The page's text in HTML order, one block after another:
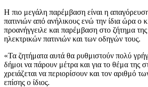
Η πιο μεγάλη παρέμβαση είναι η
πατινιών από ανήλικους ενώ την ίδια ώρα ο
προανήγγειλε και παρέμβαση στο ζήτημα
ηλεκτρικών πατινιών και των οδηγών τους.
«Τα ζητήματα αυτά θα ρυθμιστούν πολύ
δήμοι να πάρουν μέτρα και για το θέμα της
χρειάζεται να περιορίσουν και τον αριθμό
επίσης ο ίδιος.